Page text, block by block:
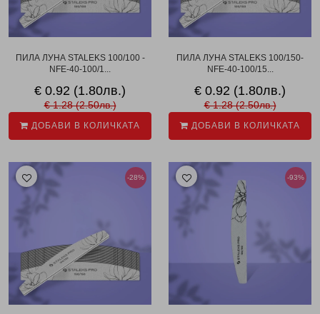
ПИЛА ЛУНА STALEKS 100/100 -
NFE-40-100/1...
€ 0.92 (1.80лв.)
€ 1.28 (2.50лв.)
ДОБАВИ В КОЛИЧКАТА
ПИЛА ЛУНА STALEKS 100/150-
NFE-40-100/15...
€ 0.92 (1.80лв.)
€ 1.28 (2.50лв.)
ДОБАВИ В КОЛИЧКАТА
-28% -93%